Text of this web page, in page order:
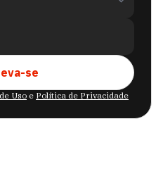
se
Uso e Política de Privacidade